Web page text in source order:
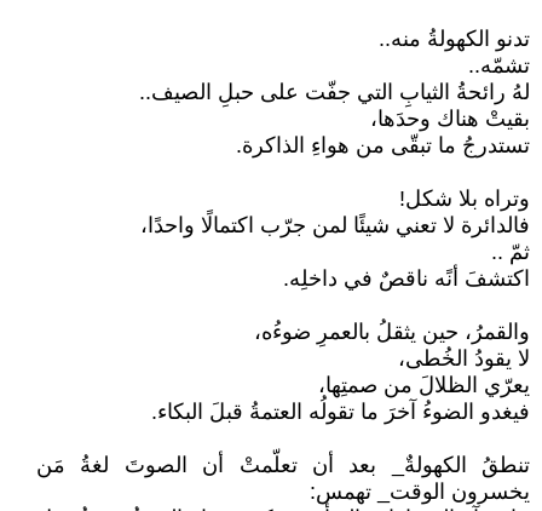
تدنو الكهولةُ منه..
تشمّه..
لهُ رائحةُ الثيابِ التي جفّت على حبلِ الصيف..
بقيتْ هناك وحدَها،
تستدرجُ ما تبقّى من هواءِ الذاكرة.
وتراه بلا شكل!
فالدائرة لا تعني شيئًا لمن جرّب اكتمالًا واحدًا،
ثمّ ..
اكتشفَ أنًه ناقصٌ في داخلِه.
والقمرُ، حين يثقلُ بالعمرِ ضوءُه،
لا يقودُ الخُطى،
يعرّي الظلالَ من صمتِها،
فيغدو الضوءُ آخرَ ما تقولُه العتمةُ قبلَ البكاء.
تنطقُ الكهولةٌ_ بعد أن تعلّمتْ أن الصوتَ لغةُ مَن
يخسرون الوقت_ تهمس: